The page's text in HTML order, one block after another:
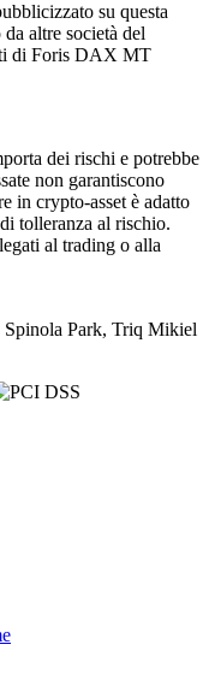
su questa
altre società del
di Foris DAX MT
dei rischi e potrebbe
non garantiscono
in crypto-asset è adatto
tolleranza al rischio.
al trading o alla
Park, Triq Mikiel